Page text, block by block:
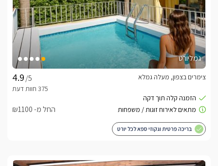
גמליורט
/5
צימרים בצפון, מעלה גמלא
החל מ- ₪1100
בריכה פרטית וגקוזי ספא לכל יורט